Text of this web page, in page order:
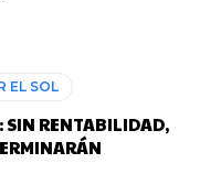
EL SOL
SIN RENTABILIDAD,